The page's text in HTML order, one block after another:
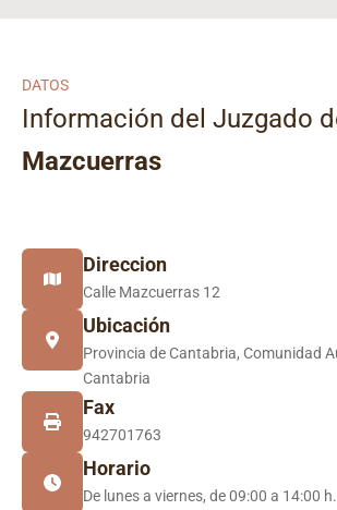
DATOS
Información del Juzgado
Mazcuerras
Direccion
Calle Mazcuerras 12
Ubicación
Provincia de Cantabria, Comunidad
Cantabria
Fax
942701763
Horario
De lunes a viernes, de 09:00 a 14:00 h.